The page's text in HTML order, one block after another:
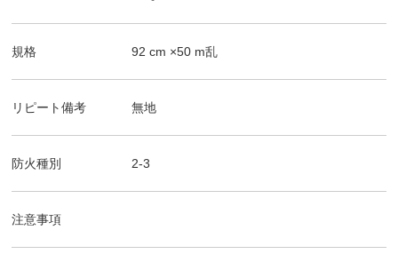
規格 92 cm ×50 m乱
リピート備考 無地
防火種別 2-3
注意事項